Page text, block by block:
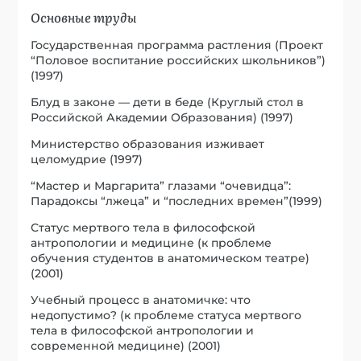
Основные труды
Государственная программа растления (Проект
“Половое воспитание российских школьников”)
(1997)
Блуд в законе — дети в беде (Круглый стол в
Российской Академии Образования) (1997)
Министерство образования изживает
целомудрие (1997)
“Мастер и Маргарита” глазами “очевидца”:
Парадоксы “лжеца” и “последних времен”(1999)
Статус мертвого тела в философской
антропологии и медицине (к проблеме
обучения студентов в анатомическом театре)
(2001)
Учебный процесс в анатомичке: что
недопустимо? (к проблеме статуса мертвого
тела в философской антропологии и
современной медицине) (2001)